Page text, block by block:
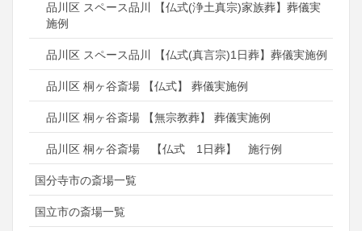
品川区 スペース品川 【仏式(浄土真宗)家族葬】葬儀実
施例
品川区 スペース品川 【仏式(真言宗)1日葬】葬儀実施例
品川区 桐ヶ谷斎場 【仏式】 葬儀実施例
品川区 桐ヶ谷斎場 【無宗教葬】 葬儀実施例
品川区 桐ヶ谷斎場 【仏式 1日葬】 施行例
国分寺市の斎場一覧
国立市の斎場一覧